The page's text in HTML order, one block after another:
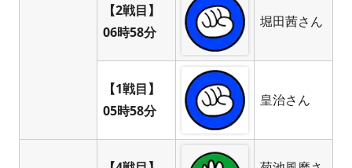
【2戦目】
06時58分
堀田茜さん
【1戦目】
05時58分
皇治さん